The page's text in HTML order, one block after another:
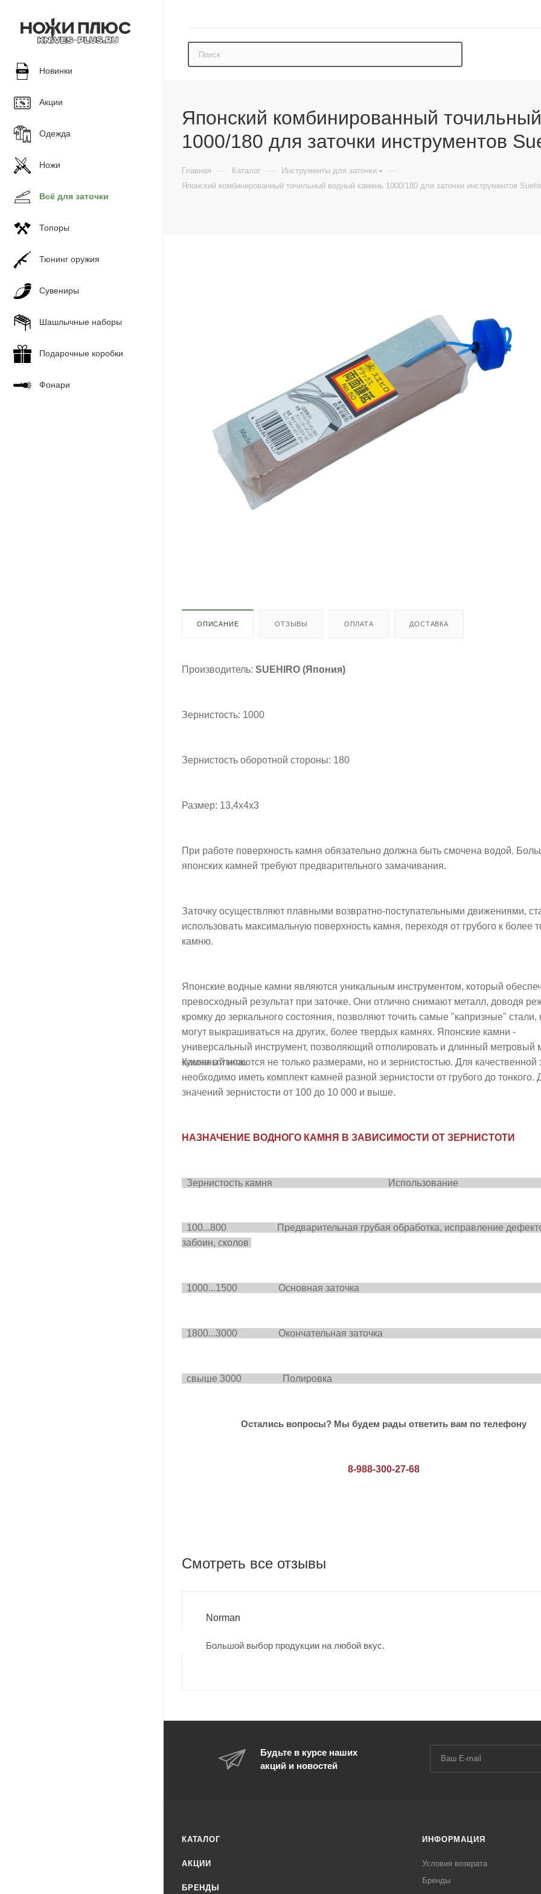
Новинки
Акции
Одежда
Ножи
Всё для заточки
Топоры
Тюнинг оружия
Сувениры
Шашлычные наборы
Подарочные коробки
Фонари
Японский комбинированный
1000/180 для заточки инструментов
Главная — Каталог — Инструменты для заточки —
Японский комбинированный точильный водный камень 1000/180 для заточки инструментов
ОПИСАНИЕ ОТЗЫВЫ ОПЛАТА ДОСТАВКА
Производитель: SUEHIRO (Япония)
Зернистость: 1000
Зернистость оборотной стороны: 180
Размер: 13,4х4х3
При работе поверхность камня обязательно должна быть смочена водой.
японских камней требуют предварительного замачивания.
Заточку осуществляют плавными возвратно-поступательными движениями,
использовать максимальную поверхность камня, переходя от грубого к более
камню.
Японские водные камни являются уникальным инструментом, который
превосходный результат при заточке. Они отлично снимают металл, доводя
кромку до зеркального состояния, позволяют точить самые "капризные" стали,
могут выкрашиваться на других, более твердых камнях. Японские камни -
универсальный инструмент, позволяющий отполировать и длинный метровый
кухонный нож.
Камни отличаются не только размерами, но и зернистостью. Для качественной
необходимо иметь комплект камней разной зернистости от грубого до тонкого.
значений зернистости от 100 до 10 000 и выше.
НАЗНАЧЕНИЕ ВОДНОГО КАМНЯ В ЗАВИСИМОСТИ ОТ ЗЕРНИСТОТИ
Зернистость камня
100...800 Предварительная грубая обработка, исправление
забоин, сколов
1000...1500 Основная
1800...3000 Окончательная
свыше 3000
Остались вопросы? Мы будем рады ответить вам по телефону
8-988-300-27-68
Смотреть все отзывы
Norman
Большой выбор продукции на любой вкус.
Будьте в курсе наших
акций и новостей
КАТАЛОГ
АКЦИИ
БРЕНДЫ
ИНФОРМАЦИЯ
Условия возврата
Бренды